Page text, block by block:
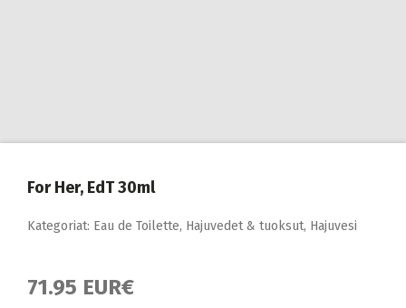
For Her, EdT 30ml
Kategoriat: Eau de Toilette, Hajuvedet & tuoksut, Hajuvesi
71.95 EUR€